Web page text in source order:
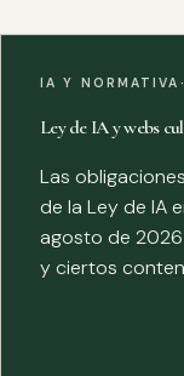
IA Y NORMATIVA ·
Ley de IA y webs
Las
de la Ley de IA
agosto de
y ciertos